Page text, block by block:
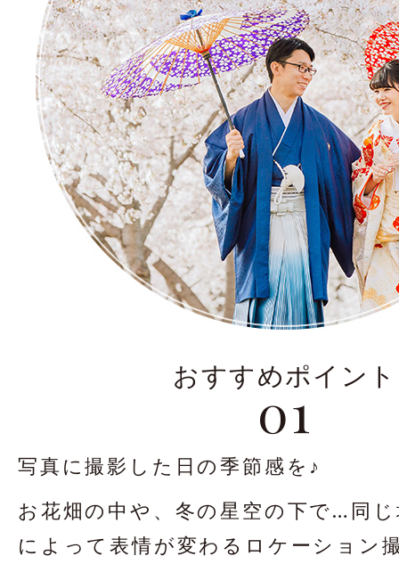
おすすめポイント
01
写真に撮影した日の季節感を♪
お花畑の中や、冬の星空の下で… 同
によって表情が変わるロケーション